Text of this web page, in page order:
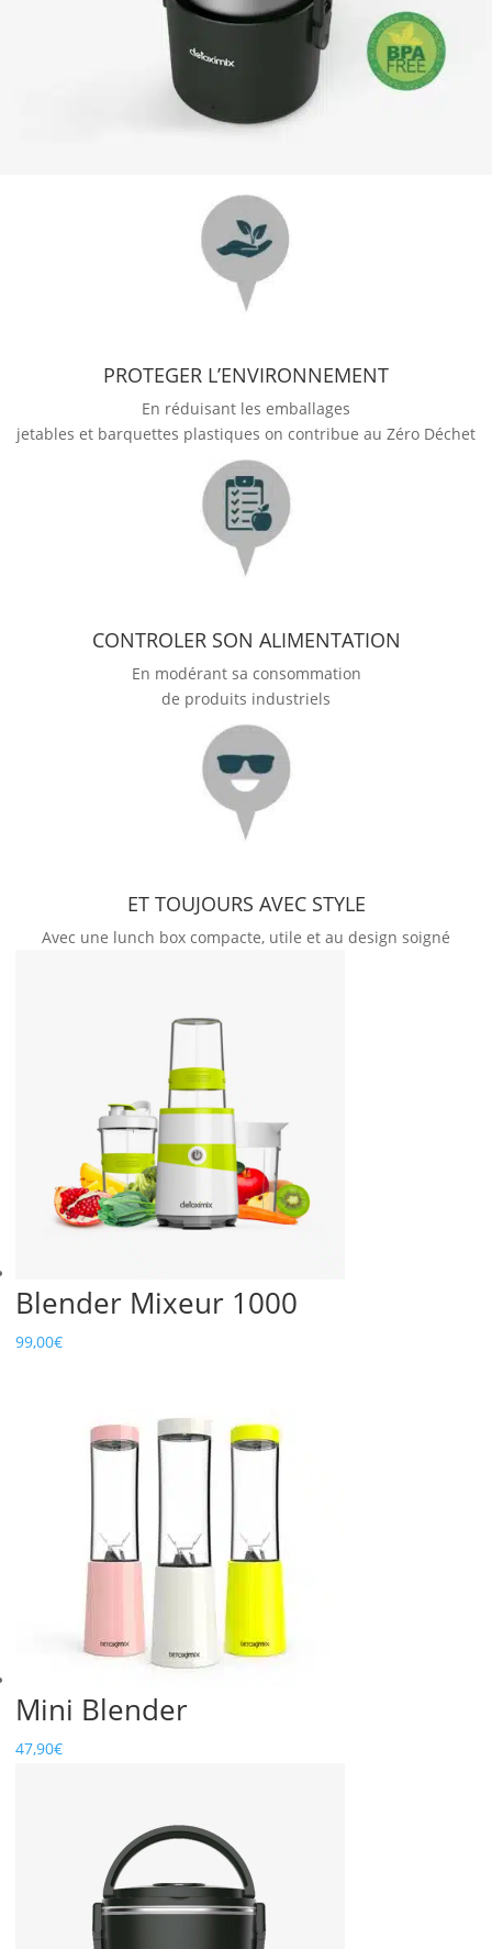
PROTEGER L’ENVIRONNEMENT
En réduisant les emballages
jetables et barquettes plastiques on contribue au Zéro Déchet
CONTROLER SON ALIMENTATION
En modérant sa consommation
de produits industriels
ET TOUJOURS AVEC STYLE
Avec une lunch box compacte, utile et au design soigné
Blender Mixeur 1000
99,00€
Mini Blender
47,90€